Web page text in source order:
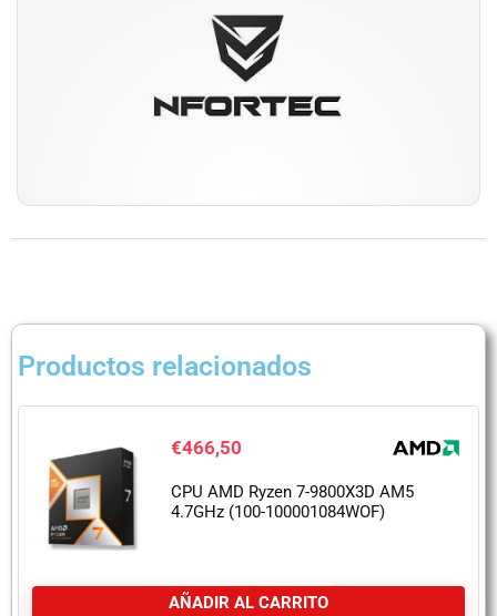
Productos relacionados
€466,50
CPU AMD Ryzen 7-9800X3D AM5
4.7GHz (100-100001084WOF)
AÑADIR AL CARRITO